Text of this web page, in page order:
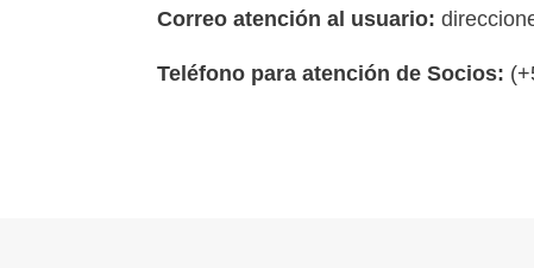
Correo atención al usuario:
Teléfono para atención de Socios: